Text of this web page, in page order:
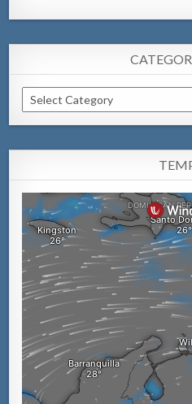
Categorianan